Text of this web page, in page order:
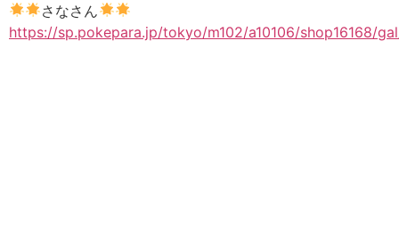
さなさん
https://sp.pokepara.jp/tokyo/m102/a10106/shop16168/